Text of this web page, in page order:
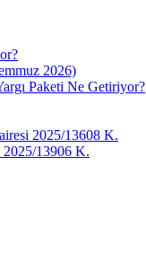
2026)
Paketi Ne Getiriyor?
2025/13608 K.
2025/13906 K.